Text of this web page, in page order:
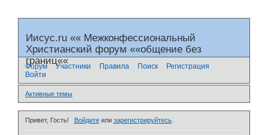
Иисус.ru «« Межконфессиональный
Христианский форум ««общение без
границ««
Форум Участники Правила Поиск
Регистрация
Войти
Активные темы
Привет, Гость! Войдитеили зарегистрируйтесь.